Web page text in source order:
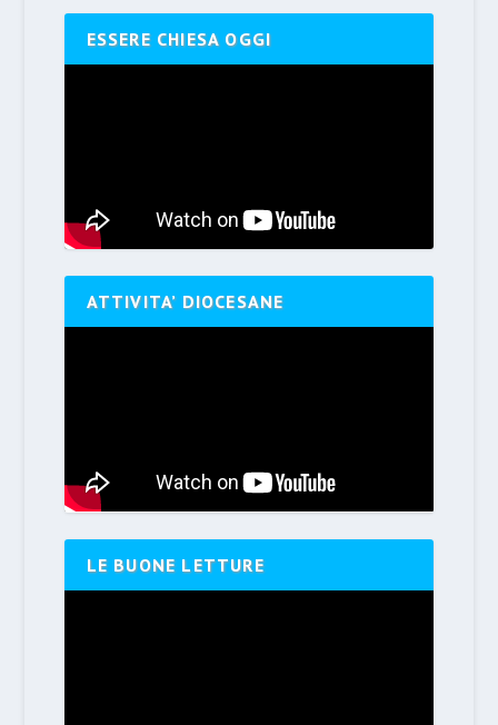
ESSERE CHIESA OGGI
ATTIVITA’ DIOCESANE
LE BUONE LETTURE